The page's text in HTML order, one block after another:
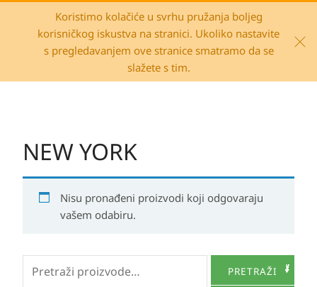
Koristimo kolačiće u svrhu pružanja boljeg
korisničkog iskustva na stranici. Ukoliko nastavite
s pregledavanjem ove stranice smatramo da se
slažete s tim.
NEW YORK
Nisu pronađeni proizvodi koji odgovaraju
vašem odabiru.
Pretraži: PRETRAŽI